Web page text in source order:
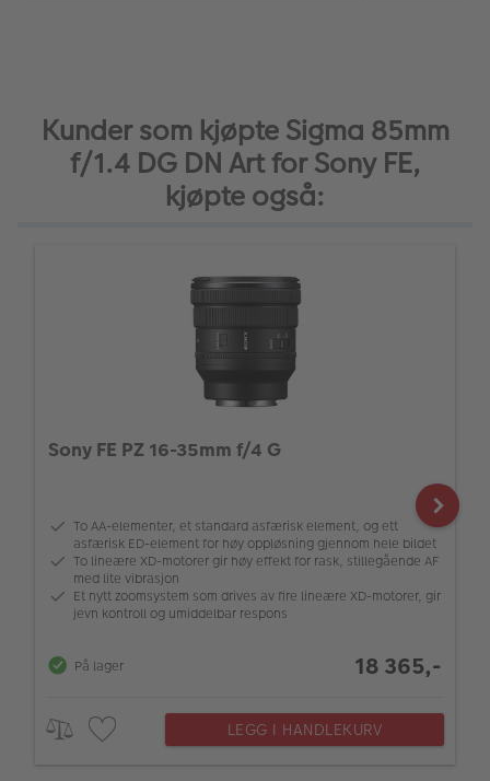
Kunder som kjøpte Sigma 85mm
f/1.4 DG DN Art for Sony FE,
kjøpte også:
Sony FE PZ 16-35mm f/4 G
To AA-elementer, et standard asfærisk element, og ett
asfærisk ED-element for høy oppløsning gjennom hele bildet
To lineære XD-motorer gir høy effekt for rask, stillegående AF
med lite vibrasjon
Et nytt zoomsystem som drives av fire lineære XD-motorer, gir
jevn kontroll og umiddelbar respons
På lager 18 365,-
LEGG I HANDLEKURV